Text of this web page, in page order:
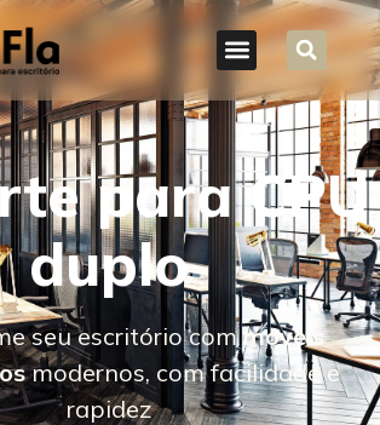
para CPU
duplo
seu escritório commóveis
modernos, com facilidade e
rapidez